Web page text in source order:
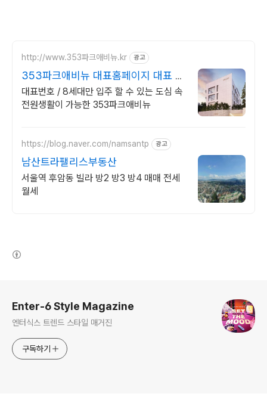
http://www.353파크애비뉴.kr 광고
353파크애비뉴 대표홈페이지 대표 문
의 I688-6549
대표번호 / 8세대만 입주 할 수 있는 도심 속
전원생활이 가능한 353파크애비뉴
https://blog.naver.com/namsantp 광고
남산트라팰리스부동산
서울역 후암동 빌라 방2 방3 방4 매매 전세
월세
Enter-6 Style Magazine
엔터식스 트렌드 스타일 매거진
구독하기